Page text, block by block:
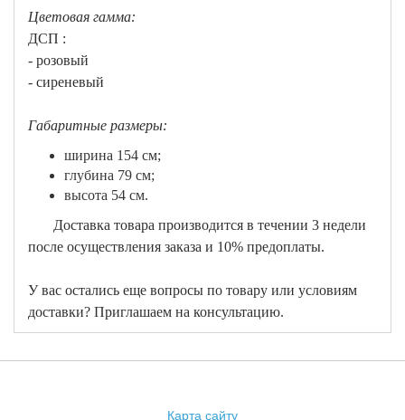
Цветовая гамма:
ДСП :
- розовый
- сиреневый
Габаритные размеры:
ширина 154 см;
глубина 79 см;
высота 54 см.
Доставка товара производится в течении 3 недели
после осуществления заказа и 10% предоплаты.
У вас остались еще вопросы по товару или условиям
доставки? Приглашаем на консультацию.
Карта сайту